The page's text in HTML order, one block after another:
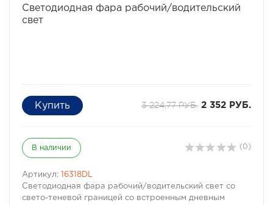
Светодиодная фара рабочий/водительский
свет
3 224,77 РУБ. 2 352 РУБ.
В наличии (0)
Артикул:
16318DL
Светодиодная фара рабочий/водительский свет со
свето-теневой границей со встроенным дневным